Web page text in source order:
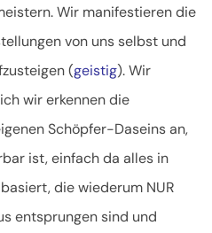
Wir manifestieren die
von uns selbst und
(geistig). Wir
wir erkennen die
Schöpfer-Daseins an,
ist, einfach da alles in
die wiederum NUR
entsprungen sind und